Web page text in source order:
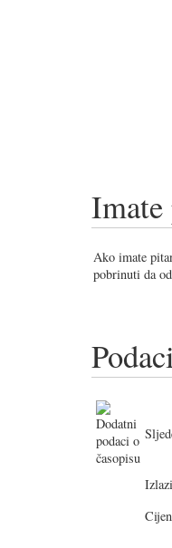
Imate
Ako imate
pobrinuti da